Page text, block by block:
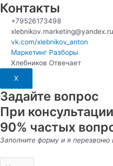
Контакты
+79526173498
xlebnikov.marketing@yandex.ru
vk.com/xlebnikov_anton
Маркетинг Разборы
Хлебников Отвечает
X
Задайте вопрос
При
90% частых
Заполните форму и я перезвоню